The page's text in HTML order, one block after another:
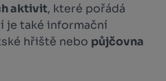
aktivit, které pořádá
je také informační
hřiště nebo půjčovna